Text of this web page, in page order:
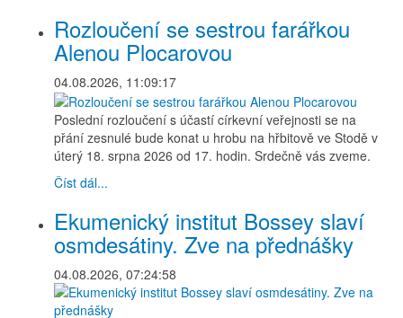
Rozloučení se sestrou farářkou
Alenou Plocarovou
04.08.2026, 11:09:17
Poslední rozloučení s účastí církevní veřejnosti se na
přání zesnulé bude konat u hrobu na hřbitově ve Stodě v
úterý 18. srpna 2026 od 17. hodin. Srdečně vás zveme.
Číst dál...
Ekumenický institut Bossey slaví
osmdesátiny. Zve na přednášky
04.08.2026, 07:24:58